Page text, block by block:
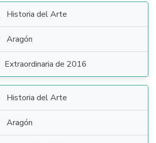
Historia del Arte
Aragón
Extraordinaria de 2016
Historia del Arte
Aragón